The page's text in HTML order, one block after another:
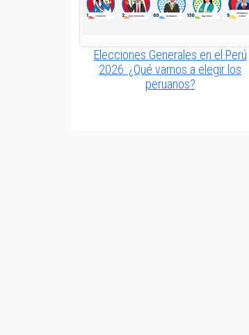
Elecciones Generales en el Perú
2026: ¿Qué vamos a elegir los
peruanos?